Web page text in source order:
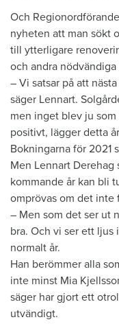
Och
nyheten att man sökt
till ytterligare
och andra nödvändiga
– Vi satsar på att
säger Lennart.
men inget blev ju
positivt, lägger detta
Bokningarna för 2021
Men Lennart
kommande år kan bli
omprövas om det inte
– Men som det ser ut
bra. Och vi ser ett
normalt år.
Han berömmer alla
inte minst Mia
säger har gjort ett
utvändigt.